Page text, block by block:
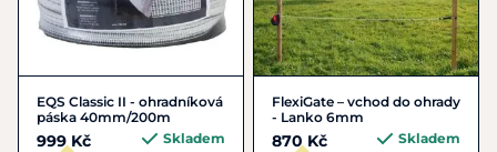
EQS Classic II - ohradníková
páska 40mm/200m
999 Kč Skladem
FlexiGate – vchod do ohrady
- Lanko 6mm
870 Kč Skladem